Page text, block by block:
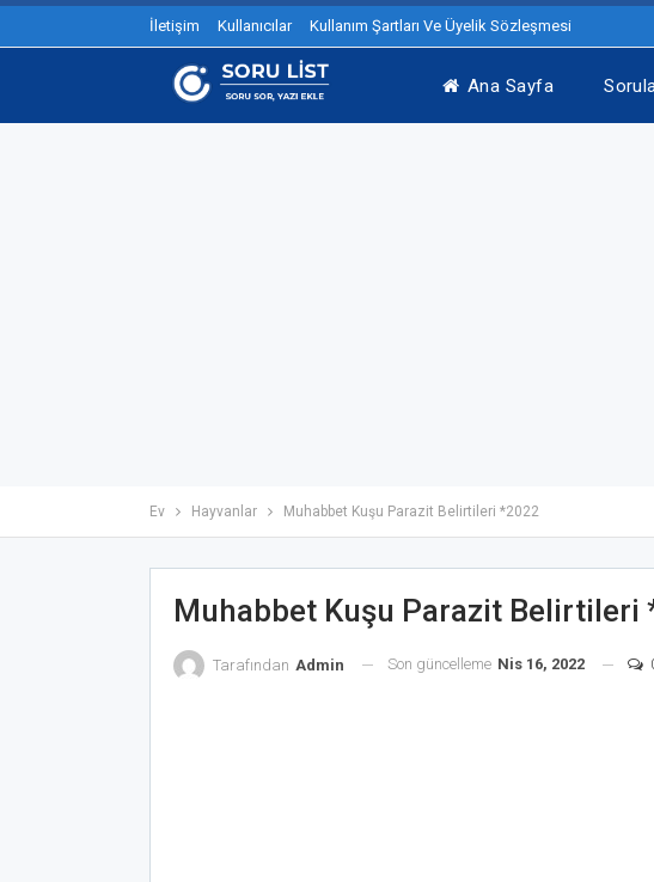
İletişim Kullanıcılar Kullanım Şartları Ve Üyelik Sözleşmesi
Ana Sayfa
Ev Hayvanlar Muhabbet Kuşu Parazit Belirtileri *2022
Muhabbet Kuşu Parazit Belirtileri
Tarafından Admin Son güncelleme Nis 16, 2022